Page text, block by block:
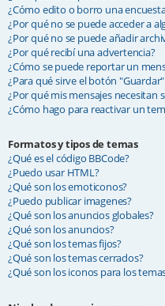
¿Cómo edito o borro una
¿Por qué no se puede acceder a
¿Por qué no se puede añadir
¿Por qué recibí una advertencia?
¿Cómo se puede reportar un
¿Para qué sirve el botón
¿Por qué mis mensajes necesitan
¿Cómo hago para reactivar un
Formatos y tipos de temas
¿Qué es el código BBCode?
¿Puedo usar HTML?
¿Qué son los emoticonos?
¿Puedo publicar imagenes?
¿Qué son los anuncios globales?
¿Qué son los anuncios?
¿Qué son los temas fijos?
¿Qué son los temas cerrados?
¿Qué son los iconos para los